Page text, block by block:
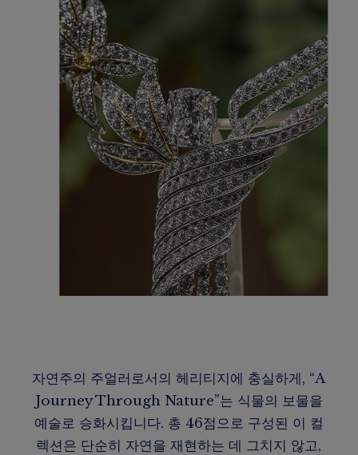
자연주의 주얼러로서의 헤리티지에 충실하게, “A
Journey Through Nature”는 식물의 보물을
예술로 승화시킵니다. 총 46점으로 구성된 이 컬
렉션은 단순히 자연을 재현하는 데 그치지 않고,